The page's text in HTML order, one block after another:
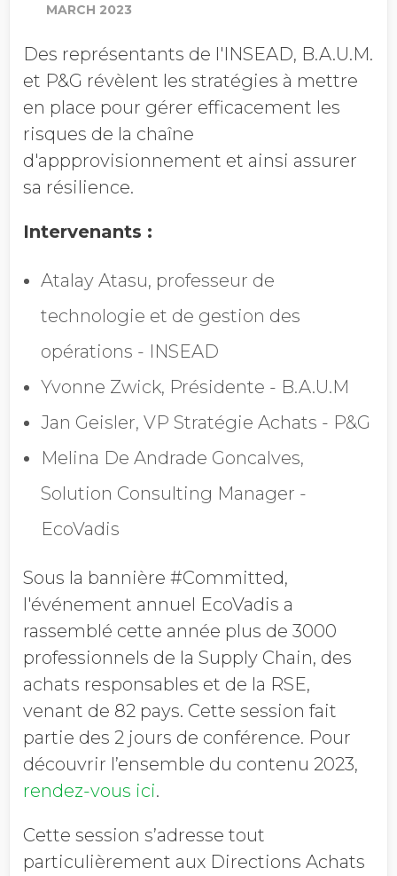
Chiffre d'affaires annuel
Profession
Refuser les
communications EcoVadis
MARCH 2023
Des représentants de l'INSEAD, B.A.U.M.
et P&G révèlent les stratégies à mettre
en place pour gérer efficacement les
risques de la chaîne
d'appprovisionnement et ainsi assurer
sa résilience.
Intervenants :
Atalay Atasu, professeur de
technologie et de gestion des
opérations - INSEAD
Yvonne Zwick, Présidente - B.A.U.M
Jan Geisler, VP Stratégie Achats - P&G
Melina De Andrade Goncalves,
Solution Consulting Manager -
EcoVadis
Sous la bannière #Committed,
l'événement annuel EcoVadis a
rassemblé cette année plus de 3000
professionnels de la Supply Chain, des
achats responsables et de la RSE,
venant de 82 pays. Cette session fait
partie des 2 jours de conférence. Pour
découvrir l’ensemble du contenu 2023,
rendez-vous ici.
Cette session s’adresse tout
particulièrement aux Directions Achats